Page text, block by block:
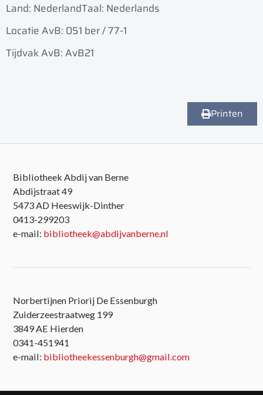
Land: NederlandTaal: Nederlands
Locatie AvB: 051 ber / 77-1
Tijdvak AvB: AvB21
Printen
Bibliotheek Abdij van Berne
Abdijstraat 49
5473 AD Heeswijk-Dinther
0413-299203
e-mail: bibliotheek@abdijvanberne.nl
Norbertijnen Priorij De Essenburgh
Zuiderzeestraatweg 199
3849 AE Hierden
0341-451941
e-mail: bibliotheekessenburgh@gmail.com